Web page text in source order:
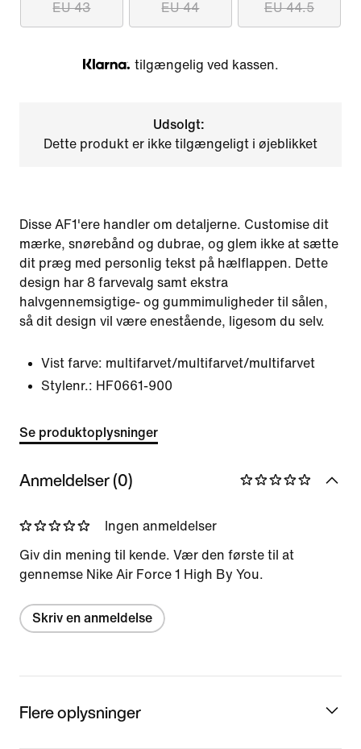
EU 43 EU 44 EU 44.5
Klarna
tilgængelig ved kassen.
Udsolgt:
Dette produkt er ikke tilgængeligt i øjeblikket
Disse AF1'ere handler om detaljerne. Customise dit
mærke, snørebånd og dubrae, og glem ikke at sætte
dit præg med personlig tekst på hælflappen. Dette
design har 8 farvevalg samt ekstra
halvgennemsigtige- og gummimuligheder til sålen,
så dit design vil være enestående, ligesom du selv.
Vist farve: multifarvet/multifarvet/multifarvet
Stylenr.: HF0661-900
Se produktoplysninger
Anmeldelser (0)
Ingen anmeldelser
Giv din mening til kende. Vær den første til at
gennemse Nike Air Force 1 High By You.
Skriv en anmeldelse
Flere oplysninger